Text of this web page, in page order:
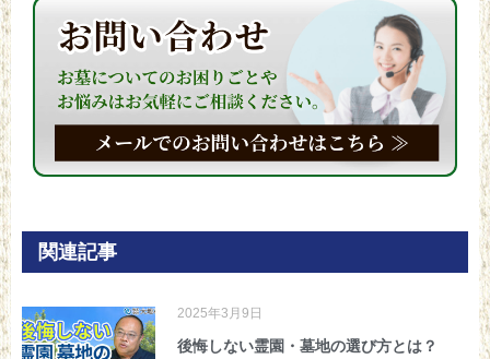
関連記事
後悔しない霊園・墓地の選び方とは？
2025年3月9日